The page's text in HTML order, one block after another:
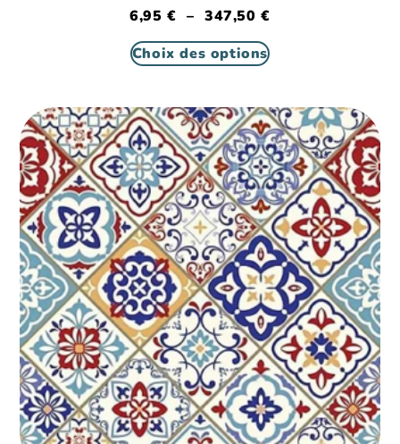
6,95€ – 347,50€
Choix des options